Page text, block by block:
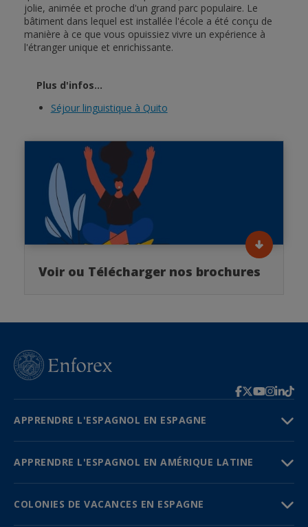
jolie, animée et proche d'un grand parc populaire. Le
bâtiment dans lequel est installée l'école a été conçu de
manière à ce que vous opuissiez vivre un expérience à
l'étranger unique et enrichissante.
Plus d'infos...
Séjour linguistique à Quito
Voir ou Télécharger nos brochures
APPRENDRE L'ESPAGNOL EN ESPAGNE
APPRENDRE L'ESPAGNOL EN AMÉRIQUE LATINE
COLONIES DE VACANCES EN ESPAGNE